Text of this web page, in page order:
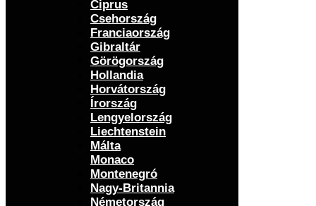
Ciprus
Csehország
Franciaország
Gibraltár
Görögország
Hollandia
Horvátország
Írország
Lengyelország
Liechtenstein
Málta
Monaco
Montenegró
Nagy-Britannia
Németország